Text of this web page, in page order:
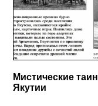
Мистические
Якутии